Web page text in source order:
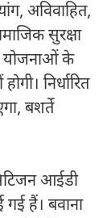
अविवाहित,
सुरक्षा
योजनाओं के
निर्धारित
बशर्ते
आईडी
हैं। बवाना